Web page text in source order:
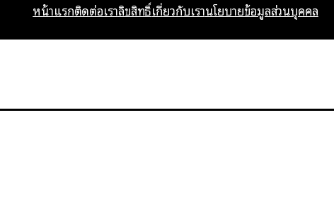
หน้าแรกติดต่อเราลิขสิทธิ์เกี่ยวกับเรานโยบายข้อมูลส่วนบุคคล